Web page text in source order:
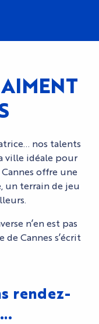
nos talents
ville idéale pour
Cannes offre une
un terrain de jeu
n’en est pas
de Cannes s’écrit
rendez-